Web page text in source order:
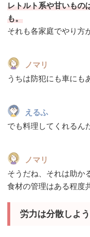
レトルト系や甘いもの
も。
それも各家庭でやり方
ノマリ
うちは防犯にも車にも
えるふ
でも料理してくれるん
ノマリ
そうだね、それは助か
食材の管理はある程度
労力は分散しよう